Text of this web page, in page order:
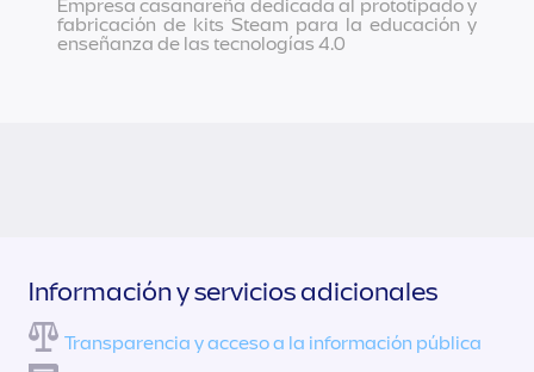
Empresa casanareña dedicada al prototipado y
fabricación de kits Steam para la educación y
enseñanza de las tecnologías 4.0
Información y servicios adicionales
Transparencia y acceso a la información pública